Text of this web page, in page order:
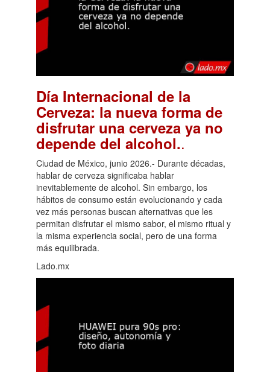
Día Internacional de la
Cerveza: la nueva forma de
disfrutar una cerveza ya no
depende del alcohol..
Ciudad de México, junio 2026.- Durante décadas,
hablar de cerveza significaba hablar
inevitablemente de alcohol. Sin embargo, los
hábitos de consumo están evolucionando y cada
vez más personas buscan alternativas que les
permitan disfrutar el mismo sabor, el mismo ritual y
la misma experiencia social, pero de una forma
más equilibrada.
Lado.mx